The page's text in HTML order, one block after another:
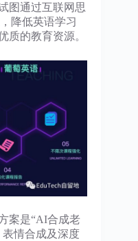
图通过互联网思
降低英语学习
质的教育资源。
案是“AI合成老
情合成及深度